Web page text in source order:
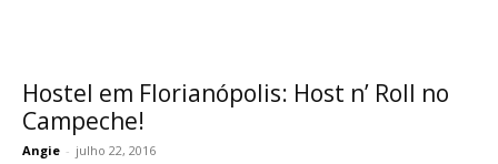
Hostel em Florianópolis: Host n’ Roll no
Campeche!
Angie - julho 22, 2016